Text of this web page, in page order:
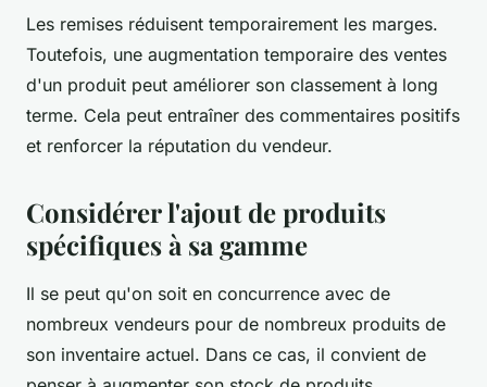
Les remises réduisent temporairement les marges.
Toutefois, une augmentation temporaire des ventes
d'un produit peut améliorer son classement à long
terme. Cela peut entraîner des commentaires positifs
et renforcer la réputation du vendeur.
Considérer l'ajout de produits
spécifiques à sa gamme
Il se peut qu'on soit en concurrence avec de
nombreux vendeurs pour de nombreux produits de
son inventaire actuel. Dans ce cas, il convient de